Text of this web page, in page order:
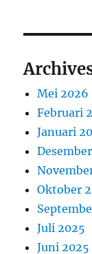
Mei 2026
Februari
Januari
Oktober
Juli 2025
Juni 2025